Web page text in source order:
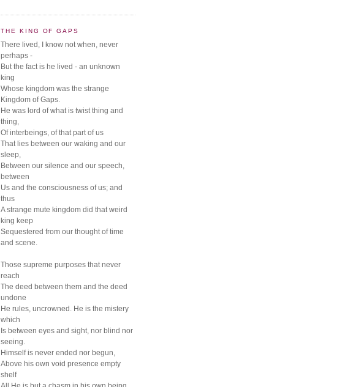
THE KING OF GAPS
There lived, I know not when, never
perhaps -
But the fact is he lived - an unknown
king
Whose kingdom was the strange
Kingdom of Gaps.
He was lord of what is twist thing and
thing,
Of interbeings, of that part of us
That lies between our waking and our
sleep,
Between our silence and our speech,
between
Us and the consciousness of us; and
thus
A strange mute kingdom did that weird
king keep
Sequestered from our thought of time
and scene.
Those supreme purposes that never
reach
The deed between them and the deed
undone
He rules, uncrowned. He is the mistery
which
Is between eyes and sight, nor blind nor
seeing.
Himself is never ended nor begun,
Above his own void presence empty
shelf